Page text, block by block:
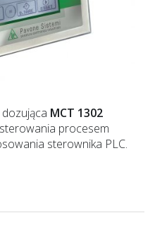
MCT 1302
procesem
sterownika PLC.